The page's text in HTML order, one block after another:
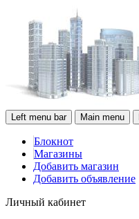
Left menu bar Main menu
Блокнот
Магазины
Добавить магазин
Добавить объявление
Личный кабинет